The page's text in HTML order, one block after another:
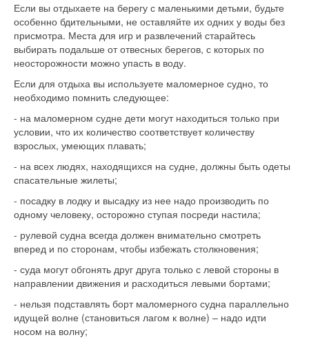
Если вы отдыхаете на берегу с маленькими детьми, будьте
особенно бдительными, не оставляйте их одних у воды без
присмотра. Места для игр и развлечений старайтесь
выбирать подальше от отвесных берегов, с которых по
неосторожности можно упасть в воду.
Если для отдыха вы используете маломерное судно, то
необходимо помнить следующее:
- на маломерном судне дети могут находиться только при
условии, что их количество соответствует количеству
взрослых, умеющих плавать;
- на всех людях, находящихся на судне, должны быть одеты
спасательные жилеты;
- посадку в лодку и высадку из нее надо производить по
одному человеку, осторожно ступая посреди настила;
- рулевой судна всегда должен внимательно смотреть
вперед и по сторонам, чтобы избежать столкновения;
- суда могут обгонять друг друга только с левой стороны в
направлении движения и расходиться левыми бортами;
- нельзя подставлять борт маломерного судна параллельно
идущей волне (становиться лагом к волне) – надо идти
носом на волну;